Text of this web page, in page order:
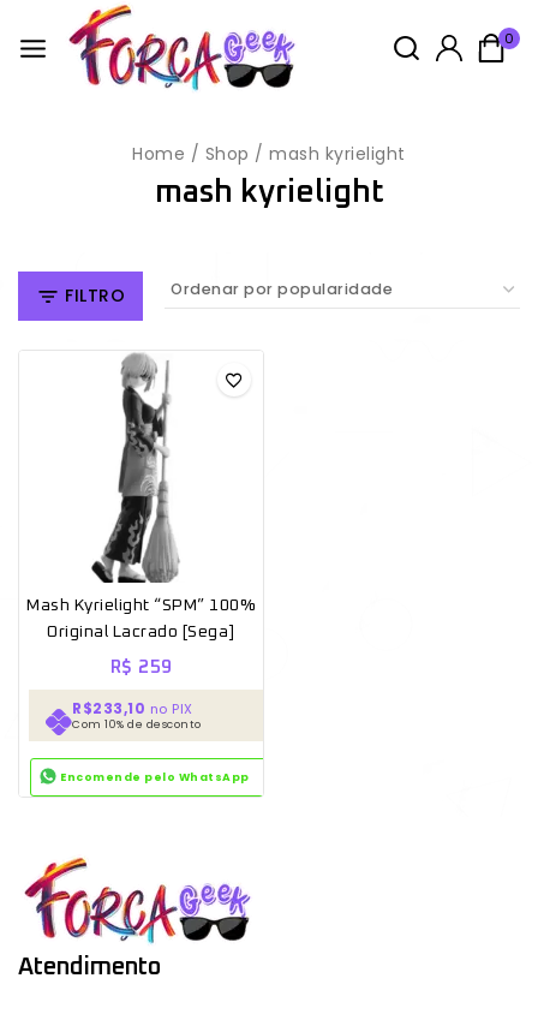
0
Home / Shop / mash kyrielight
mash kyrielight
FILTRO
Mash Kyrielight “SPM” 100%
Original Lacrado [Sega]
R$ 259
R$233,10 no PIX
Com 10% de desconto
Encomende pelo WhatsApp
Atendimento